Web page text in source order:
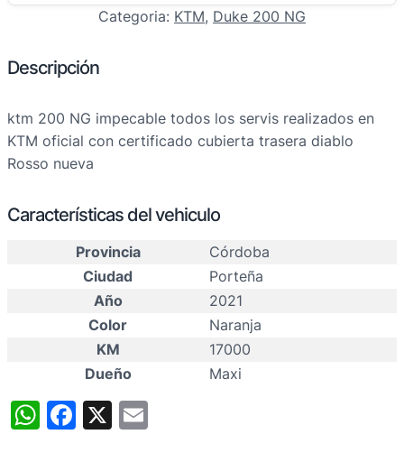
Categoria: KTM, Duke 200 NG
Descripción
ktm 200 NG impecable todos los servis realizados en
KTM oficial con certificado cubierta trasera diablo
Rosso nueva
Características del vehiculo
Provincia
Córdoba
Ciudad
Porteña
Año
2021
Color
Naranja
KM
17000
Dueño
Maxi
WhatsApp
Facebook
X